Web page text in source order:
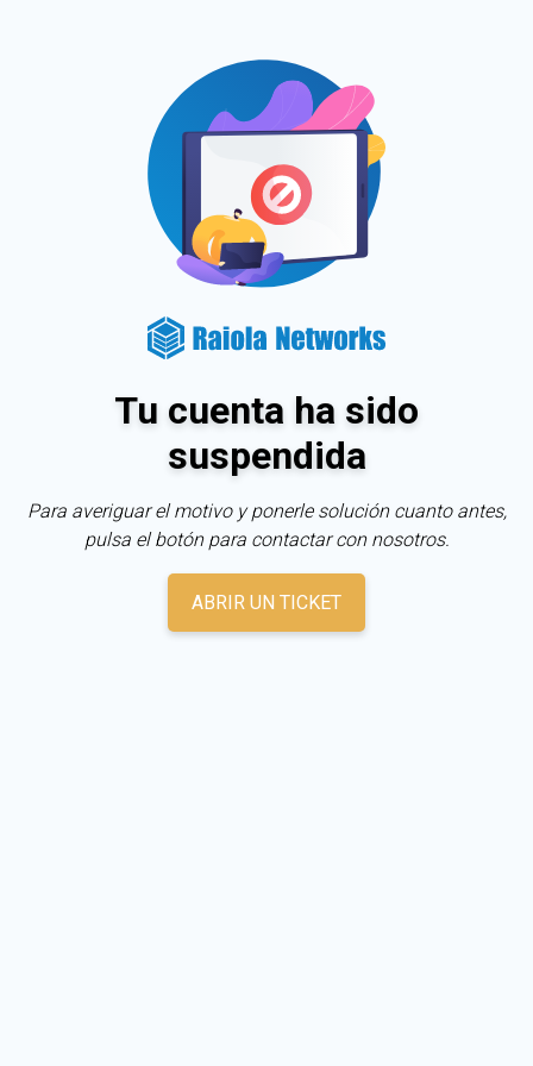
Tu cuenta ha sido
suspendida
Para averiguar el motivo y ponerle solución cuanto antes,
pulsa el botón para contactar con nosotros.
ABRIR UN TICKET